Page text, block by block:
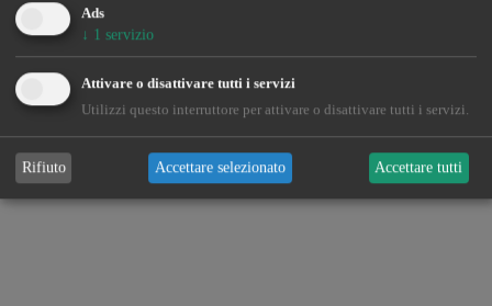
Ads
↓ 1 servizio
Attivare o disattivare tutti i servizi
Utilizzi questo interruttore per attivare o disattivare tutti i servizi.
Rifiuto Accettare selezionato Accettare tutti